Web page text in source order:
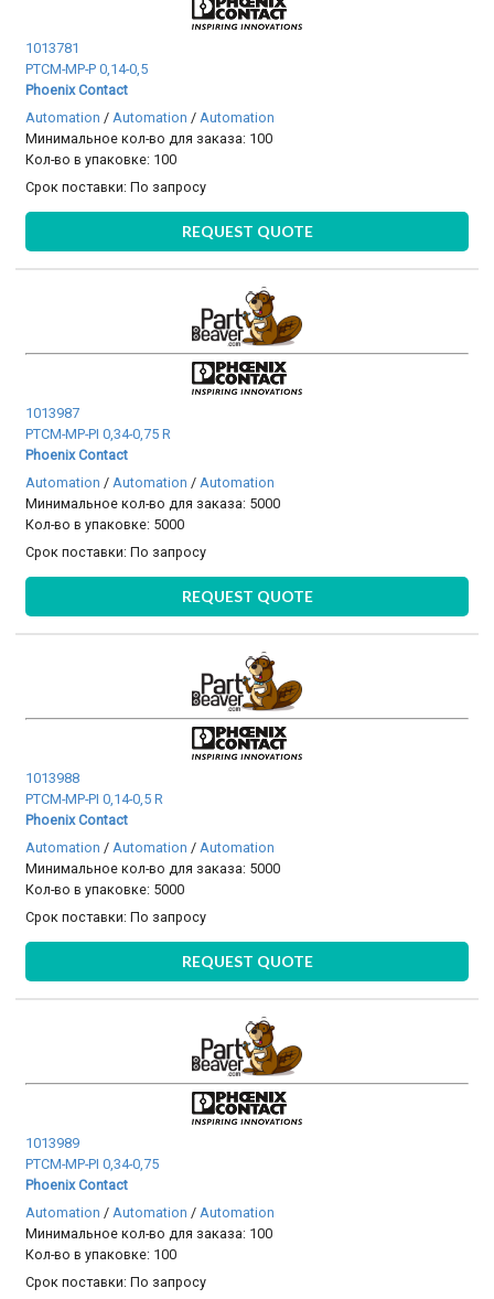
1013781
PTCM-MP-P 0,14-0,5
Phoenix Contact
Automation /Automation /Automation
Минимальное кол-во для заказа: 100
Кол-во в упаковке: 100
Срок поставки:По запросу
REQUEST QUOTE
1013987
PTCM-MP-PI 0,34-0,75 R
Phoenix Contact
Automation / Automation / Automation
Минимальное кол-во для заказа: 5000
Кол-во в упаковке: 5000
Срок поставки:По запросу
REQUEST QUOTE
1013988
PTCM-MP-PI 0,14-0,5 R
Phoenix Contact
Automation / Automation / Automation
Минимальное кол-во для заказа: 5000
Кол-во в упаковке: 5000
Срок поставки:По запросу
REQUEST QUOTE
1013989
PTCM-MP-PI 0,34-0,75
Phoenix Contact
Automation / Automation / Automation
Минимальное кол-во для заказа: 100
Кол-во в упаковке: 100
Срок поставки:По запросу